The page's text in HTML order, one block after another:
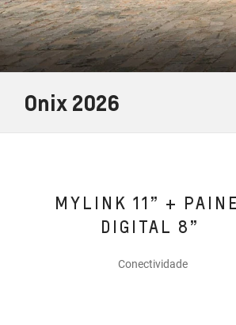
Onix 2026
MYLINK 11” +
DIGITAL 8”
Conectividade